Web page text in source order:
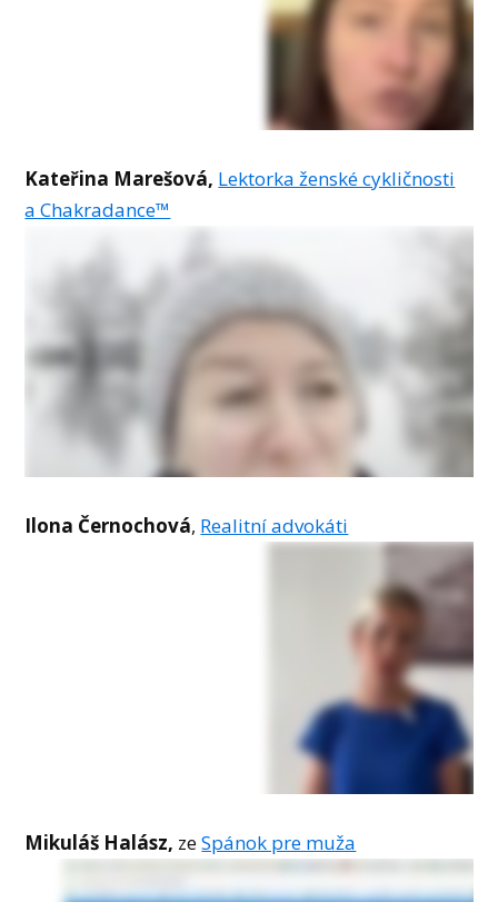
Kateřina Marešová, Lektorka ženské cykličnosti
a Chakradance™
Ilona Černochová, Realitní advokáti
Mikuláš Halász, zeSpánok pre muža